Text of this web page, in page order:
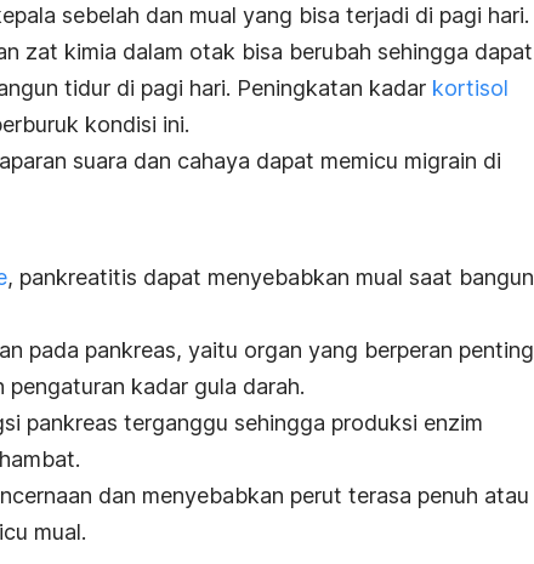
sebelah dan mual yang bisa terjadi di pagi hari.
zat kimia dalam otak bisa berubah sehingga dapat
tidur di pagi hari. Peningkatan kadar kortisol
kondisi ini.
suara dan cahaya dapat memicu migrain di
, pankreatitis dapat menyebabkan mual saat bangun
pada pankreas, yaitu organ yang berperan penting
pengaturan kadar gula darah.
pankreas terganggu sehingga produksi enzim
dan menyebabkan perut terasa penuh atau
mual.